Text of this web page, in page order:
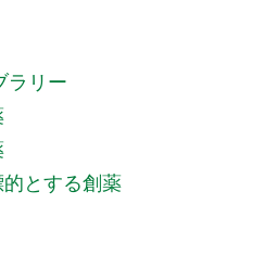
ラリー
とする創薬